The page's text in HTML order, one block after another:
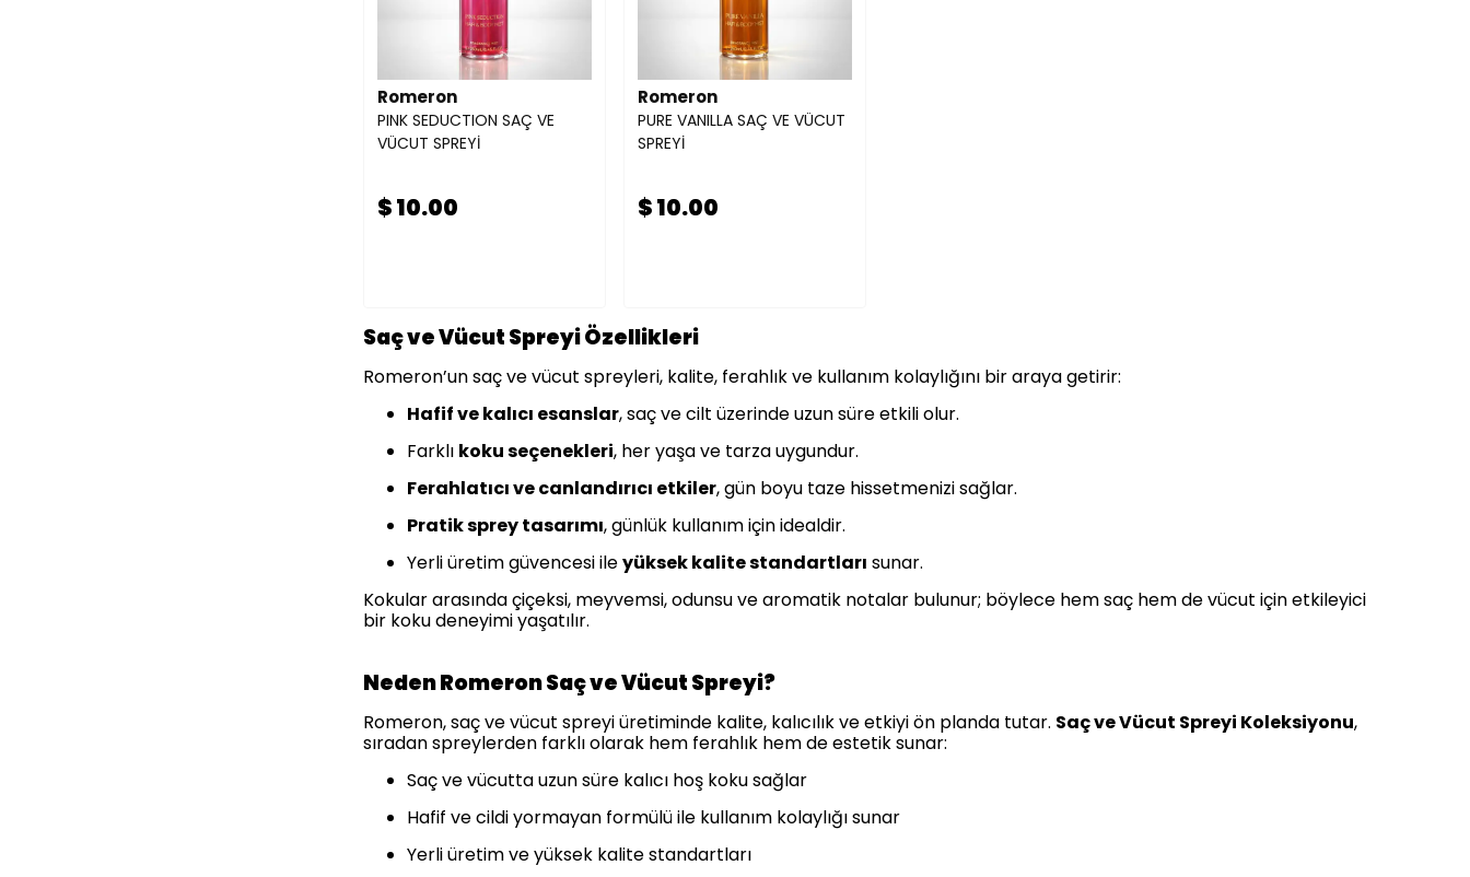
Romeron
PINK SEDUCTION SAÇ VE
VÜCUT SPREYİ
$ 10.00
Romeron
PURE VANILLA SAÇ VE VÜCUT
SPREYİ
$ 10.00
Saç ve Vücut Spreyi Özellikleri
Romeron’un saç ve vücut spreyleri, kalite, ferahlık ve kullanım kolaylığını bir araya getirir:
Hafif ve kalıcı esanslar, saç ve cilt üzerinde uzun süre etkili olur.
Farklı koku seçenekleri, her yaşa ve tarza uygundur.
Ferahlatıcı ve canlandırıcı etkiler, gün boyu taze hissetmenizi sağlar.
Pratik sprey tasarımı, günlük kullanım için idealdir.
Yerli üretim güvencesi ileyüksek kalite standartları sunar.
Kokular arasında çiçeksi, meyvemsi, odunsu ve aromatik notalar bulunur; böylece hem saç hem de vücut için etkileyici
bir koku deneyimi yaşatılır.
Neden Romeron Saç ve Vücut Spreyi?
Romeron, saç ve vücut spreyi üretiminde kalite, kalıcılık ve etkiyi ön planda tutar. Saç ve Vücut Spreyi Koleksiyonu,
sıradan spreylerden farklı olarak hem ferahlık hem de estetik sunar:
Saç ve vücutta uzun süre kalıcı hoş koku sağlar
Hafif ve cildi yormayan formülü ile kullanım kolaylığı sunar
Yerli üretim ve yüksek kalite standartları